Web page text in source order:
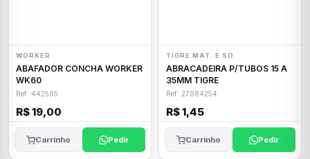
WORKER
ABAFADOR CONCHA WORKER
WK60
Ref: 442585
R$ 19,00
Carrinho Pedir
TIGRE MAT. E SO
ABRACADEIRA P/TUBOS 15 A
35MM TIGRE
Ref: 27984254
R$ 1,45
Carrinho Pedir